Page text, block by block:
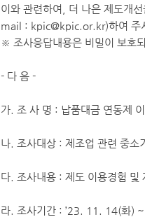
이와 관련하여, 더 나은 제도개
mail : kpic@kpic.or.kr)하여 주
※ 조사응답내용은 비밀이 보호
- 다 음 -
가. 조 사 명 : 납품대금 연동제
나. 조사대상 : 제조업 관련 중소
다. 조사내용 : 제도 이용경험 및
라. 조사기간 : ’23. 11. 14(화)